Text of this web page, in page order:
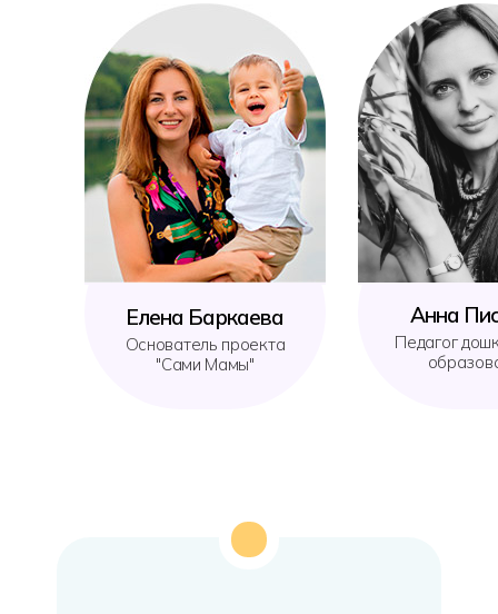
Педагог
Анна
Основатель проекта
Елена Баркаева
Педагог
Анна
Основатель проекта
"Сами Мамы"
Елена Баркаева